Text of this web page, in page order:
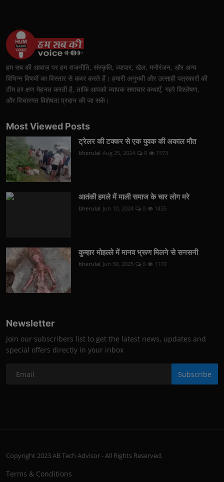
हम सब की आवाज़ पर हम राजनीति, संस्कृति, व्यापार, खेल, मनोरंजन, और अन्य
विभिन्न विषयों का विस्तार से कवर करते हैं। हमारी अनुभवी और उत्साही पत्रकारों की
टीम हर क्षण मेहनत करती है, ताकि आपको व्यापक समाचार कथाएँ, गहरे विश्लेषण,
और विचारगत विशेषता प्रदान की जा सकें।
Most Viewed Posts
ट्रेलर की टक्कर से एक युवक की अकाल मौत
bherulal Aug 25, 2024 0 1573
आतंकी हमले में माली समाज के चार लोग मरे
bherulal Jun 10, 2024 0 1435
कुम्हार मोहल्ले में मानव भ्रूण मिलने से सनसनी
bherulal Jun 30, 2025 0 1170
Newsletter
Join our subscribers list to get the latest news, updates and
special offers directly in your inbox
Subscribe
Copyright 2023 AB Tech Advisor - All Rights Reserved.
Terms & Conditions